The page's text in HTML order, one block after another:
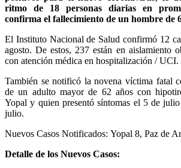
ritmo de 18 personas diarias en
confirma el fallecimiento de un hombre de
El Instituto Nacional de Salud confirmó 12
agosto. De estos, 237 están en aislamiento
con atención médica en hospitalización / UCI.
También se notificó la novena víctima fatal
de un adulto mayor de 62 años con
Yopal y quien presentó síntomas el 5 de
julio.
Nuevos Casos Notificados: Yopal 8, Paz de
Detalle de los Nuevos Casos: